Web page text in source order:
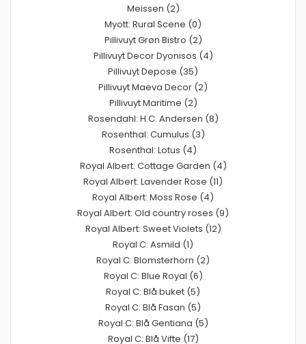
Meissen (2)
Myott: Rural Scene (0)
Pillivuyt Grøn Bistro (2)
Pillivuyt Decor Dyonisos (4)
Pillivuyt Depose (35)
Pillivuyt Maeva Decor (2)
Pillivuyt Maritime (2)
Rosendahl: H.C. Andersen (8)
Rosenthal: Cumulus (3)
Rosenthal: Lotus (4)
Royal Albert: Cottage Garden (4)
Royal Albert: Lavender Rose (11)
Royal Albert: Moss Rose (4)
Royal Albert: Old country roses (9)
Royal Albert: Sweet Violets (12)
Royal C: Asmild (1)
Royal C: Blomsterhorn (2)
Royal C: Blue Royal (6)
Royal C: Blå buket (5)
Royal C: Blå Fasan (5)
Royal C: Blå Gentiana (5)
Royal C: Blå Vifte (17)